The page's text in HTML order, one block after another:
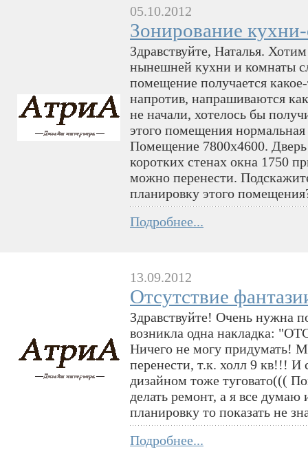
05.10.2012
Зонирование
Здравствуйте, Наталья.
нынешней кухни и комнаты
помещение получается
напротив, напрашиваются
не начали, хотелось бы
этого помещения нормальная
Помещение 7800х4600.
коротких стенах окна 1750
можно перенести.
планировку этого
Подробнее...
13.09.2012
Отсутствие
Здравствуйте! Очень нужна
возникла одна накладка:
Ничего не могу придумать!
перенести, т.к. холл 9 кв!!! И
дизайном тоже туговато(((
делать ремонт, а я все
планировку то показать не
Подробнее...